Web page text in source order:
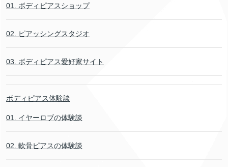
01. ボディピアスショップ
02. ピアッシングスタジオ
03. ボディピアス愛好家サイト
ボディピアス体験談
01. イヤーロブの体験談
02. 軟骨ピアスの体験談